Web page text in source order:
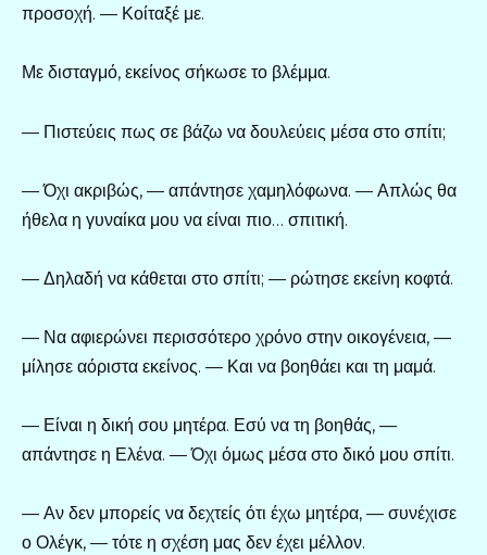
προσοχή. — Κοίταξέ με.
Με δισταγμό, εκείνος σήκωσε το βλέμμα.
— Πιστεύεις πως σε βάζω να δουλεύεις μέσα στο σπίτι;
— Όχι ακριβώς, — απάντησε χαμηλόφωνα. — Απλώς θα
ήθελα η γυναίκα μου να είναι πιο… σπιτική.
— Δηλαδή να κάθεται στο σπίτι; — ρώτησε εκείνη κοφτά.
— Να αφιερώνει περισσότερο χρόνο στην οικογένεια, —
μίλησε αόριστα εκείνος. — Και να βοηθάει και τη μαμά.
— Είναι η δική σου μητέρα. Εσύ να τη βοηθάς, —
απάντησε η Ελένα. — Όχι όμως μέσα στο δικό μου σπίτι.
— Αν δεν μπορείς να δεχτείς ότι έχω μητέρα, — συνέχισε
ο Ολέγκ, — τότε η σχέση μας δεν έχει μέλλον.